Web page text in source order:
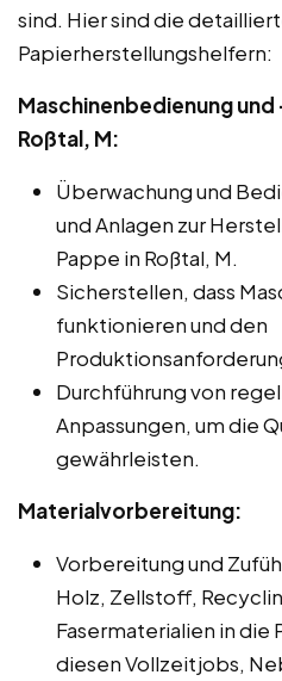
sind. Hier sind die
Papierherstellungshelfern:
Maschinenbedienung
Roßtal, M:
Überwachung und
und Anlagen zur
Pappe in Roßtal, M.
Sicherstellen, dass
funktionieren und den
Durchführung von
Anpassungen, um die
gewährleisten.
Materialvorbereitung:
Vorbereitung und
Holz, Zellstoff,
Fasermaterialien in die
diesen Vollzeitjobs,